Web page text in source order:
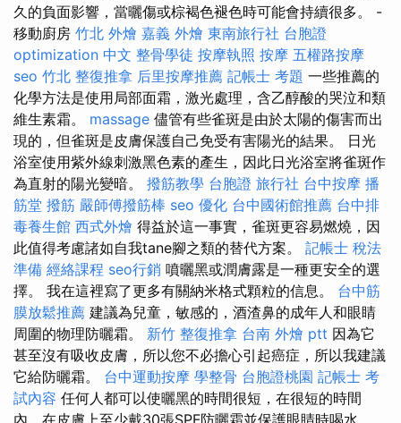
久的負面影響，當曬傷或棕褐色褪色時可能會持續很多。 -
移動廚房 竹北 外燴 嘉義 外燴 東南旅行社 台胞證
optimization 中文 整骨學徒 按摩執照 按摩 五權路按摩
seo 竹北 整復推拿 后里按摩推薦 記帳士 考題 一些推薦的
化學方法是使用局部面霜，激光處理，含乙醇酸的哭泣和類
維生素霜。 massage 儘管有些雀斑是由於太陽的傷害而出
現的，但雀斑是皮膚保護自己免受有害陽光的結果。 日光
浴室使用紫外線刺激黑色素的產生，因此日光浴室將雀斑作
為直射的陽光變暗。 撥筋教學 台胞證 旅行社 台中按摩 播
筋堂 撥筋 嚴師傅撥筋棒 seo 優化 台中國術館推薦 台中排
毒養生館 西式外燴 得益於這一事實，雀斑更容易燃燒，因
此值得考慮諸如自我tane腳之類的替代方案。 記帳士 稅法
準備 經絡課程 seo行銷 噴曬黑或潤膚露是一種更安全的選
擇。 我在這裡寫了更多有關納米格式顆粒的信息。 台中筋
膜放鬆推薦 建議為兒童，敏感的，酒渣鼻的成年人和眼睛
周圍的物理防曬霜。 新竹 整復推拿 台南 外燴 ptt 因為它
甚至沒有吸收皮膚，所以您不必擔心引起癌症，所以我建議
它給防曬霜。 台中運動按摩 學整骨 台胞證桃園 記帳士 考
試內容 任何人都可以使曬黑的時間很短，在很短的時間
內，在皮膚上至少戴30張SPF防曬霜並保護眼睛時喝水。